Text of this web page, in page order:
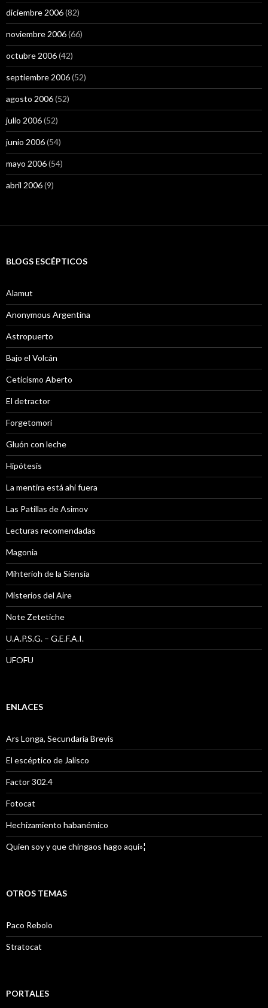
diciembre 2006(82)
noviembre 2006(66)
octubre 2006(42)
septiembre 2006(52)
agosto 2006(52)
julio 2006(52)
junio 2006(54)
mayo 2006(54)
abril 2006(9)
BLOGS ESCÉPTICOS
Alamut
Anonymous Argentina
Astropuerto
Bajo el Volcán
Ceticismo Aberto
El detractor
Forgetomori
Gluón con leche
Hipótesis
La mentira está ahi fuera
Las Patillas de Asimov
Lecturas recomendadas
Magonia
Mihterioh de la Siensia
Misterios del Aire
Note Zetetiche
U.A.P.S.G. – G.E.F.A.I.
UFOFU
ENLACES
Ars Longa, Secundaria Brevis
El escéptico de Jalisco
Factor 302.4
Fotocat
Hechizamiento habanémico
Quien soy y que chingaos hago aquí»¦
OTROS TEMAS
Paco Rebolo
Stratocat
PORTALES